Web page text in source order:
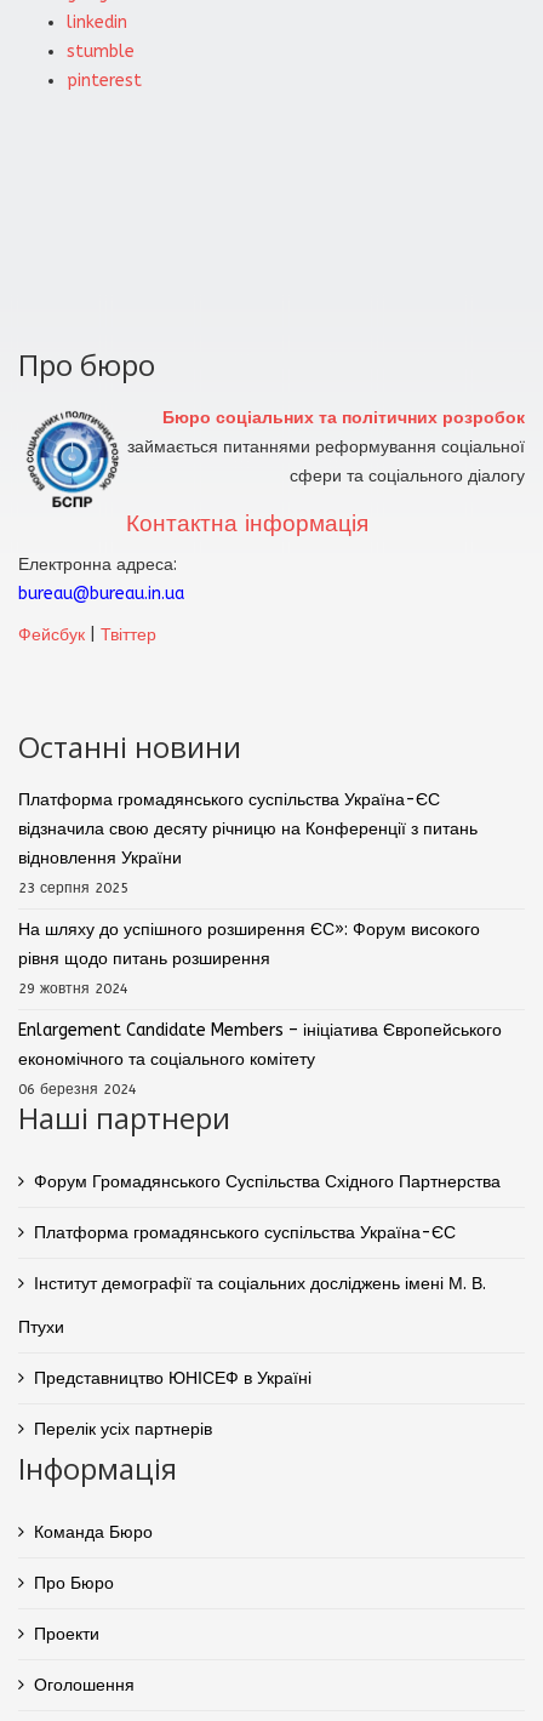
linkedin
stumble
pinterest
Про бюро
Бюро соціальних та політичних розробок
займається питаннями реформування соціальної
сфери та соціального діалогу
Контактна інформація
Електронна адреса:
bureau@bureau.in.ua
Фейсбук
Твіттер
Останні новини
Платформа громадянського суспільства Україна-ЄС
відзначила свою десяту річницю на Конференції з питань
відновлення України
23 серпня 2025
На шляху до успішного розширення ЄС»: Форум високого
рівня щодо питань розширення
29 жовтня 2024
Enlargement Candidate Members – ініціатива Європейського
економічного та соціального комітету
06 березня 2024
Наші партнери
Форум Громадянського Суспільства Східного Партнерства
Платформа громадянського суспільства Україна-ЄС
Інститут демографії та соціальних досліджень імені М. В.
Птухи
Представництво ЮНІСЕФ в Україні
Перелік усіх партнерів
Інформація
Команда Бюро
Про Бюро
Проекти
Оголошення